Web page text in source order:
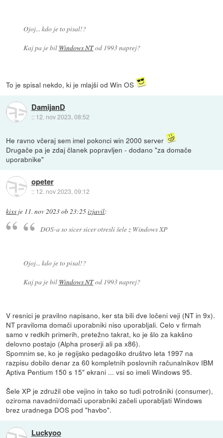
Ojoj... kdo je to pisal!?
Kaj pa je bil Windows NTod 1993 naprej?
To je spisal nekdo, ki je mlajši od Win OS
DamijanD
:: 12. nov 2023, 08:52
He ravno včeraj sem imel pokonci win 2000 server
Drugače pa je zdaj članek popravljen - dodano "za domače
uporabnike"
opeter
:: 12. nov 2023, 09:12
kixs je 11. nov 2023 ob 23:25izjavil:
DOS-a so sicer sicer otresli šele z Windows XP
Ojoj... kdo je to pisal!?
Kaj pa je bil Windows NTod 1993 naprej?
V resnici je pravilno napisano, ker sta bili dve ločeni veji (NT in 9x).
NT praviloma domači uporabniki niso uporabljali. Celo v firmah
samo v redkih primerih, pretežno takrat, ko je šlo za kakšno
delovno postajo (Alpha proserji ali pa x86).
Spomnim se, ko je regijsko pedagoško društvo leta 1997 na
razpisu dobilo denar za 60 kompletnih poslovnih računalnikov IBM
Aptiva Pentium 150 s 15" ekrani ... vsi so imeli Windows 95.
Šele XP je združil obe vejino in tako so tudi potrošniki (consumer),
oziroma navadni/domači uporabniki začeli uporabljati Windows
brez uradnega DOS pod "havbo".
Luckyoo